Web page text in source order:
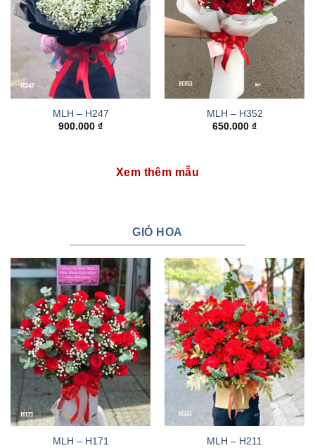
MLH – H247
900.000 ₫
MLH – H352
650.000 ₫
Xem thêm mẫu
GIỎ HOA
MLH – H171
MLH – H211